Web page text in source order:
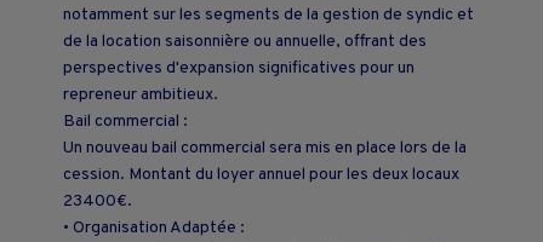
notamment sur les segments de la gestion de syndic et
de la location saisonnière ou annuelle, offrant des
perspectives d'expansion significatives pour un
repreneur ambitieux.
Bail commercial :
Un nouveau bail commercial sera mis en place lors de la
cession. Montant du loyer annuel pour les deux locaux
23400€.
• Organisation Adaptée :